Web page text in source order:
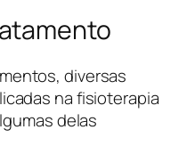
diversas
na fisioterapia
delas